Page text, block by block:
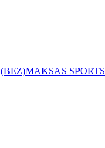
(BEZ)MAKSAS SPORTS